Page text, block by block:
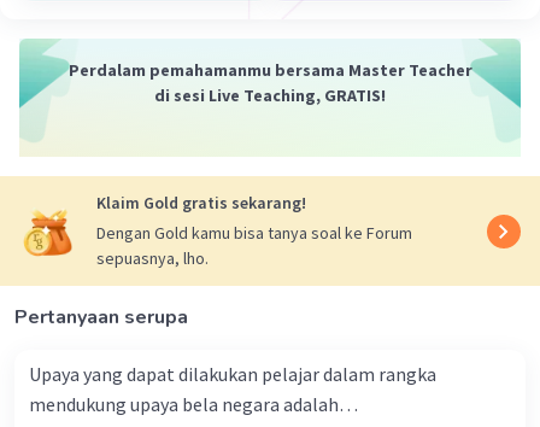
4. Penggunaan teknologi: Menggunakan teknologi yang
efisien dapat meningkatkan efisiensi dalam berbagai
bidang. Misalnya, menggunakan mesin atau perangkat
yang lebih efisien dalam proses produksi atau
mengotomatisasi tugas-tugas rutin.
5. Penggunaan anggaran: Mengelola anggaran dengan
efisien adalah contoh asas efisiensi. Misalnya, membuat
anggaran yang realistis dan mengalokasikan dana
dengan bijaksana untuk mencapai hasil yang diinginkan.
penggunaan sumber daya yang terbatas dengan cara
yang paling efektif dan efisien untuk mencapai hasil
yang diinginkan.
Perdalam pemahamanmu bersama Master Teacher
di sesi Live Teaching, GRATIS!
Klaim Gold gratis sekarang!
Dengan Gold kamu bisa tanya soal ke Forum
sepuasnya, lho.
Pertanyaan serupa
Upaya yang dapat dilakukan pelajar dalam rangka
mendukung upaya bela negara adalah…